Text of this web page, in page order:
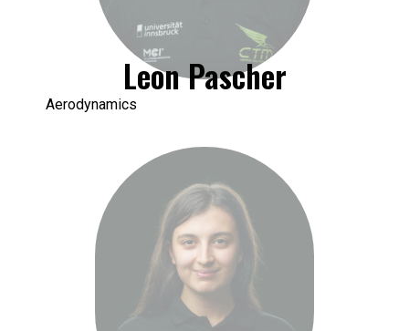
Leon Pascher
Aerodynamics